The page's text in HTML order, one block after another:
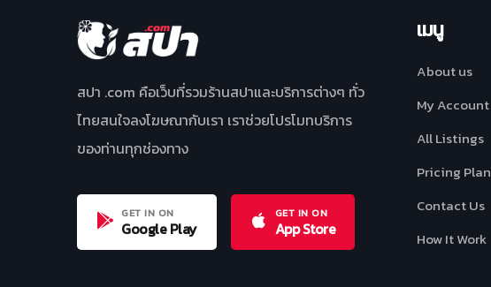
สปา .com คือเว็บที่รวมร้านสปาและบริการต่างๆ ทั่ว
ไทยสนใจลงโฆษณากับเรา เราช่วยโปรโมทบริการ
ของท่านทุกช่องทาง
GET IN ON
Google Play
GET IN ON
App Store
เมนู
About us
My Account
All Listings
Pricing Plan
Contact Us
How It Work